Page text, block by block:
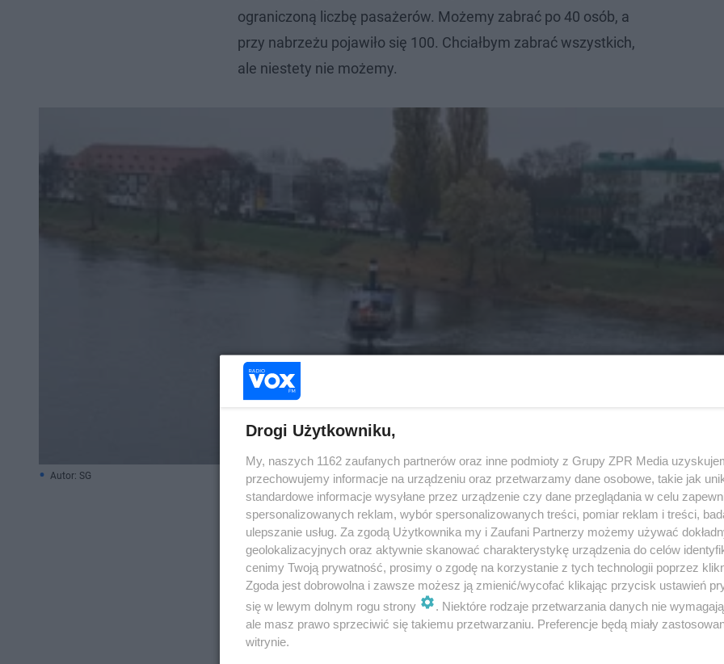
ograniczoną liczbę pasażerów. Możemy zabrać po 40 osób, a
przy nabrzeżu pojawiło się 100. Chciałbym zabrać wszystkich,
ale niestety nie możemy.
Autor: SG
Drogi Użytkowniku,
My, naszych 1162 zaufanych partnerów oraz inne podmioty z Grupy ZPR Media
przechowujemy informacje na urządzeniu oraz przetwarzamy dane osobowe, takie jak
standardowe informacje wysyłane przez urządzenie czy dane przeglądania w celu
spersonalizowanych reklam, wybór spersonalizowanych treści, pomiar reklam i treści,
ulepszanie usług. Za zgodą Użytkownika my i Zaufani Partnerzy możemy używać
geolokalizacyjnych oraz aktywnie skanować charakterystykę urządzenia do celów
cenimy Twoją prywatność, prosimy o zgodę na korzystanie z tych technologii poprzez
Zgoda jest dobrowolna i zawsze możesz ją zmienić/wycofać klikając przycisk ustawień
się w lewym dolnym rogu strony
. Niektóre rodzaje przetwarzania danych nie
ale masz prawo sprzeciwić się takiemu przetwarzaniu. Preferencje będą miały
witrynie.